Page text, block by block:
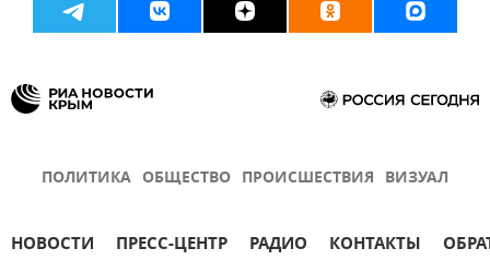
ПОЛИТИКА ОБЩЕСТВО ПРОИСШЕСТВИЯ ВИЗУАЛ
НОВОСТИ ПРЕСС-ЦЕНТР РАДИО КОНТАКТЫ